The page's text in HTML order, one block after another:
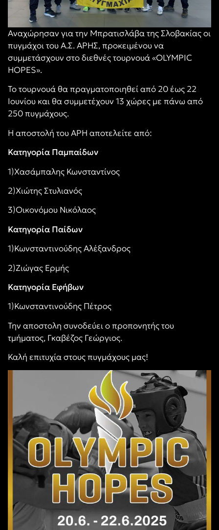
Αναχώρησαν για την Μπρατισλάβα της Σλοβακίας οι
πυγμάχοι του Α.Σ. ΑΡΗΣ, προκειμένου να
συμμετάσχουν στο διεθνές τουρνουά «OLYMPIC
HOPES».
Το τουρνουά θα πραγματοποιηθεί από 20 έως 22
Ιουνίου και θα συμμετέχουν 13 χώρες με πάνω από
250 πυγμάχους.
Η αποστολή του ΑΡΗ αποτελείτε από:
Κατηγορία Παμπαίδων
1)Χασάμπαλης Κωνσταντίνος
2)Χιώτης Στυλιανός
3)Οικονόμου Νικόλαος
Κατηγορία Παίδων
1)Κωνσταντινούδης Αλέξανδρος
2)Ζιώγας Ερμής
Κατηγορία Εφήβων
1)Κωνσταντινούδης Πέτρος
Την αποστολη συνοδεύει ο προπονητής του
τμήματος, Γκαβέζος Γεώργιος.
Καλή επιτυχία στους πυγμάχους μας!